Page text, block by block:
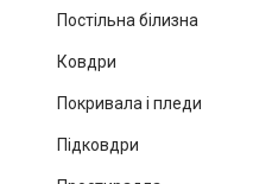
Постільна білизна
Ковдри
Покривала і пледи
Підковдри